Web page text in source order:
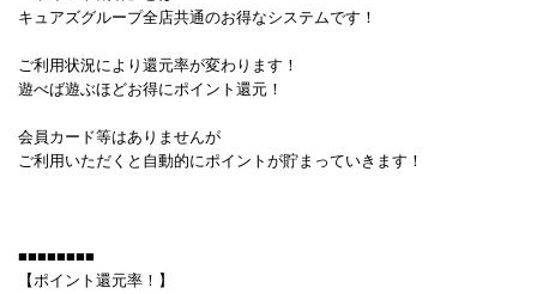
キュアズグループ全店共通のお得なシステムです！
ご利用状況により還元率が変わります！
遊べば遊ぶほどお得にポイント還元！
会員カード等はありませんが
ご利用いただくと自動的にポイントが貯まっていきます！
■■■■■■■■
【ポイント還元率！】